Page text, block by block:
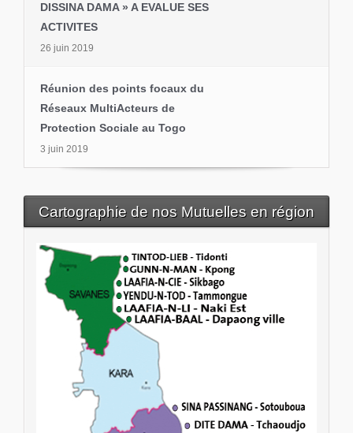
DISSINA DAMA » A EVALUE SES
ACTIVITES
26 juin 2019
Réunion des points focaux du
Réseaux MultiActeurs de
Protection Sociale au Togo
3 juin 2019
Cartographie de nos Mutuelles en région